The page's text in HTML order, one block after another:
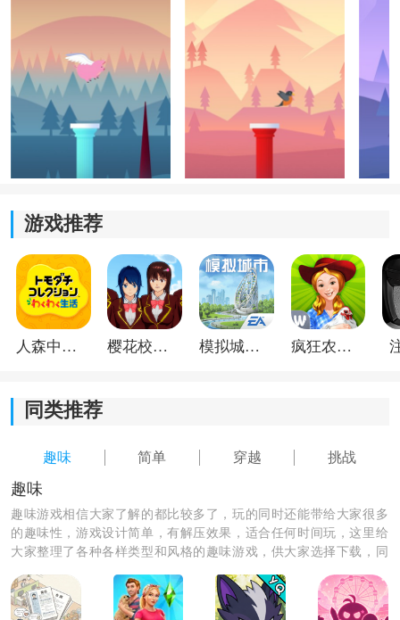
*弹跳穿越关卡，通过合理的弹跳技巧，挑战最高分数。
*探索废墟，解锁隐藏的关卡和随机事件，充满神秘感和
探险乐趣。
*躲避障碍物，需要灵敏的反应速度和精准的操作，避免
玩家爱不释手。
游戏推荐
人森中文版 樱花校园模拟器1.048.00中文版 模拟城市我是巿长联机版 疯狂农场3美国派19
同类推荐
趣味 简单 穿越 挑战
趣味
趣味游戏相信大家了解的都比较多了，玩的同时还能带给大家很多
的趣味性，游戏设计简单，有解压效果，适合任何时间玩，这里给
大家整理了各种各样类型和风格的趣味游戏，供大家选择下载，同